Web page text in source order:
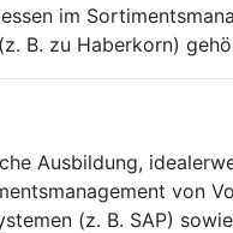
im
B. zu Haberkorn)
Ausbildung,
von
(z. B. SAP)